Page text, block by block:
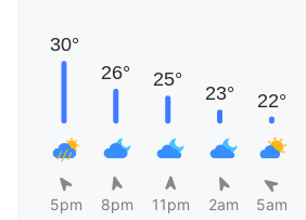
5pm 8pm 11pm 2am 5am